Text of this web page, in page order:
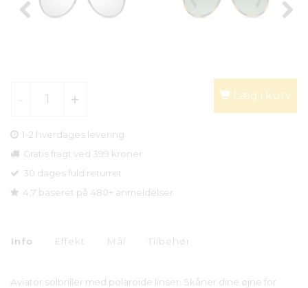
Læg i kurv
1-2 hverdages levering
Gratis fragt ved 399 kroner
30 dages fuld returret
4,7 baseret på 480+ anmeldelser
Info Effekt Mål Tilbehør
Aviator solbriller med polaroide linser. Skåner dine øjne for